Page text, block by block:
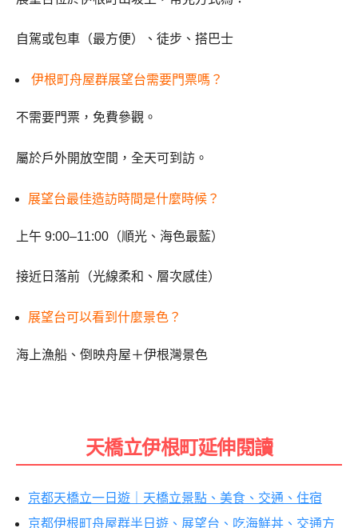
自駕或包車（最方便）、徒步、搭巴士
伊根町舟屋群展望台需要門票嗎？
不需要門票，免費參觀。
屬於戶外開放空間，全天可到訪。
展望台最佳造訪時間是什麼時候？
上午 9:00–11:00（順光、海色最藍）
接近日落前（光線柔和、層次感佳）
展望台可以看到什麼景色？
海上漁船、倒映舟屋＋伊根灣景色
天橋立伊根町延伸閱讀
京都天橋立一日遊｜天橋立景點、美食、交通、住宿
京都伊根町舟屋群半日遊、展望台、吃海鮮丼、交通方